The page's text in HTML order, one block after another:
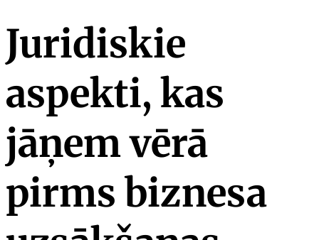
Juridiskie
aspekti, kas
jāņem vērā
pirms biznesa